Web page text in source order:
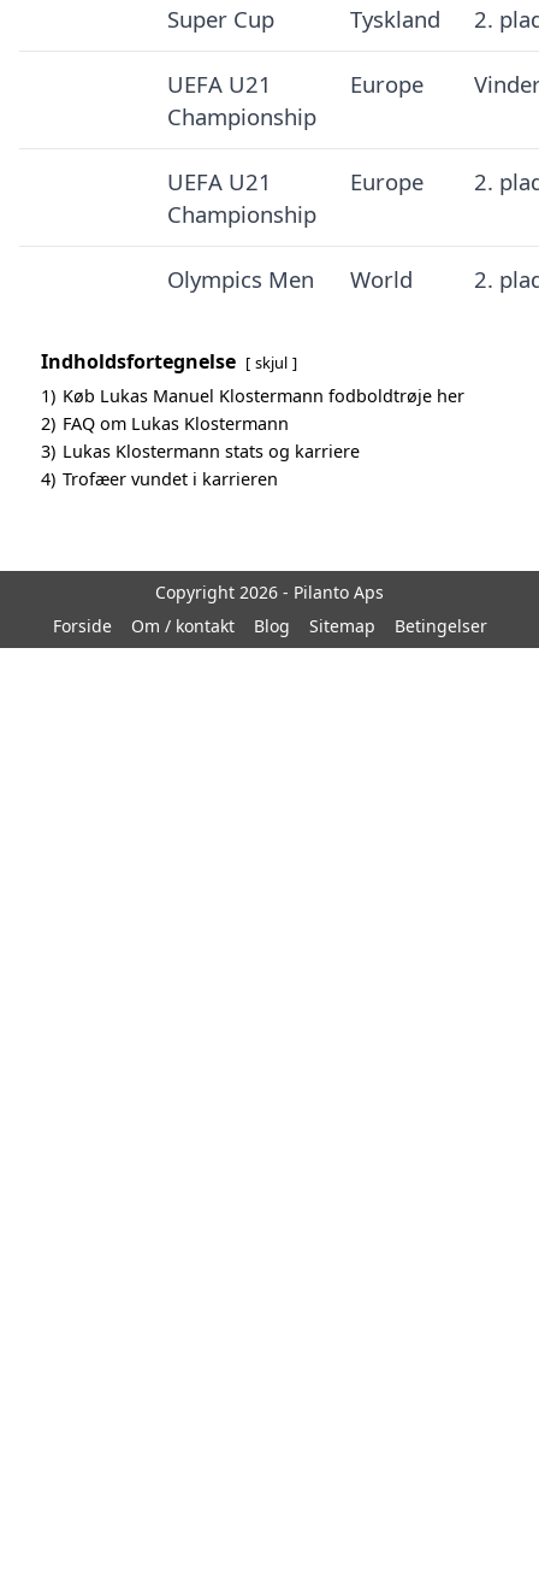
Super Cup Tyskland 2.
UEFA U21
Championship
Europe
UEFA U21
Championship
Europe 2.
Olympics Men World 2.
Indholdsfortegnelse skjul
1) Køb Lukas Manuel Klostermann fodboldtrøje her
2) FAQ om Lukas Klostermann
3) Lukas Klostermann stats og karriere
4) Trofæer vundet i karrieren
Copyright 2026 - Pilanto Aps
Forside
Om / kontakt Blog Sitemap Betingelser